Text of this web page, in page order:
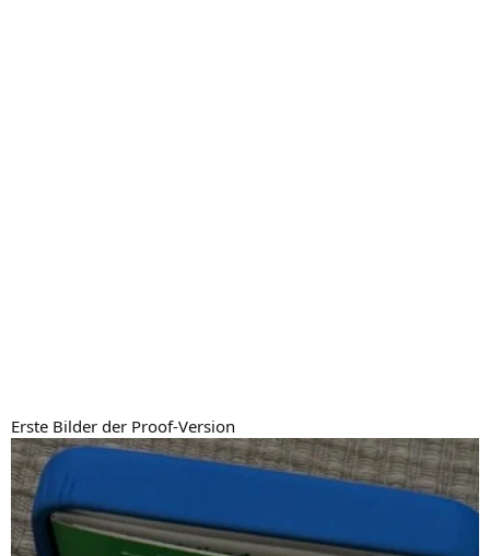
Erste Bilder der Proof-Version